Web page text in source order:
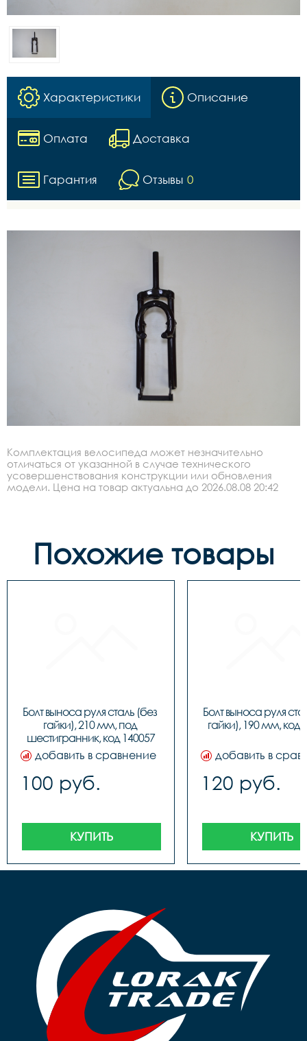
Характеристики Описание
Оплата Доставка
Гарантия Отзывы 0
Комплектация велосипеда может незначительно
отличаться от указанной в случае технического
усовершенствования конструкции или обновления
модели. Цена на товар актуальна до 2026.08.08 20:42
Похожие товары
Болт выноса руля сталь (без
гайки), 210 мм, под
шестигранник, код 140057
добавить в сравнение
100 руб.
КУПИТЬ
Болт выноса руля
гайки), 190 мм, код
добавить в
120 руб.
КУПИТЬ